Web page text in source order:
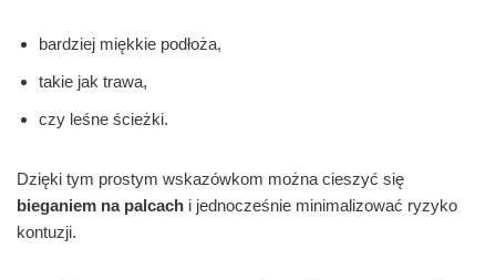
bardziej miękkie podłoża,
takie jak trawa,
czy leśne ścieżki.
Dzięki tym prostym wskazówkom można cieszyć się
bieganiem na palcach i jednocześnie minimalizować ryzyko
kontuzji.